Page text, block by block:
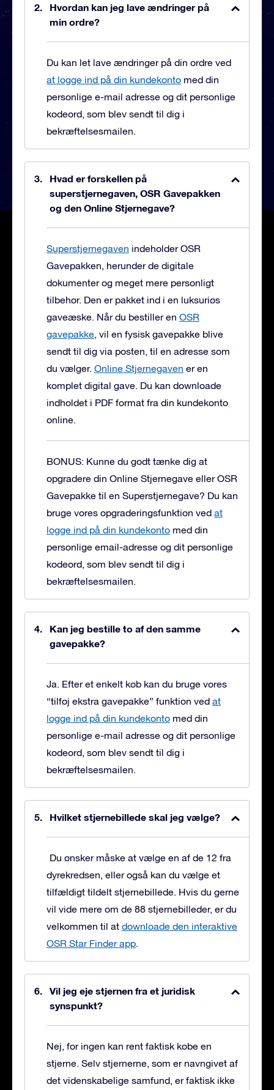
Hvordan kan jeg lave ændringer på
min ordre?
Du kan let lave ændringer på din ordre ved
at logge ind på din kundekonto med din
personlige e-mail adresse og dit personlige
kodeord, som blev sendt til dig i
bekræftelsesmailen.
Hvad er forskellen på
superstjernegaven, OSR Gavepakken
og den Online Stjernegave?
Superstjernegaven indeholder OSR
Gavepakken, herunder de digitale
dokumenter og meget mere personligt
tilbehør. Den er pakket ind i en luksuriøs
gaveæske. Når du bestiller en OSR
gavepakke, vil en fysisk gavepakke blive
sendt til dig via posten, til en adresse som
du vælger. Online Stjernegaven er en
komplet digital gave. Du kan downloade
indholdet i PDF format fra din kundekonto
online.
BONUS: Kunne du godt tænke dig at
opgradere din Online Stjernegave eller OSR
Gavepakke til en Superstjernegave? Du kan
bruge vores opgraderingsfunktion ved at
logge ind på din kundekonto med din
personlige email-adresse og dit personlige
kodeord, som blev sendt til dig i
bekræftelsesmailen.
Kan jeg bestille to af den samme
gavepakke?
Ja. Efter et enkelt køb kan du bruge vores
“tilføj ekstra gavepakke” funktion ved at
logge ind på din kundekonto med din
personlige e-mail adresse og dit personlige
kodeord, som blev sendt til dig i
bekræftelsesmailen.
Hvilket stjernebillede skal jeg vælge?
Du ønsker måske at vælge en af de 12 fra
dyrekredsen, eller også kan du vælge et
tilfældigt tildelt stjernebillede. Hvis du gerne
vil vide mere om de 88 stjernebilleder, er du
velkommen til at downloade den interaktive
OSR Star Finder app.
Vil jeg eje stjernen fra et juridisk
synspunkt?
Nej, for ingen kan rent faktisk købe en
stjerne. Selv stjernerne, som er navngivet af
det videnskabelige samfund, er faktisk ikke